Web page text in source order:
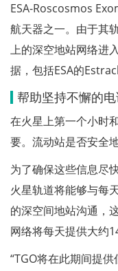
ESA-Roscosmos
航天器之一。由于其
上的深空地站网络进
据，包括ESA的
帮助坚持不懈的
在火星上第一个小时
要。流动站是否安全
为了确保这些信息尽
火星轨道将能够与每
的深空间地站沟通，
网络将每天提供大约
“TGO将在此期间提